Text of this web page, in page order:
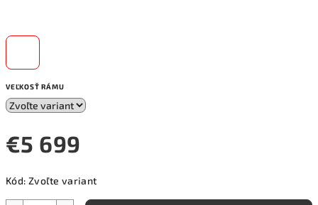
VEĽKOSŤ RÁMU
€5 699
cena:
Kód: Zvoľte variant